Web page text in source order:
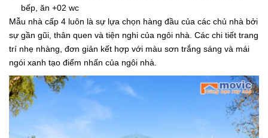
bếp, ăn +02 wc
Mẫu nhà cấp 4 luôn là sự lựa chọn hàng đầu của các chủ nhà bởi
sự gần gũi, thân quen và tiện nghi của ngôi nhà. Các chi tiết trang
trí nhẹ nhàng, đơn giản kết hợp với màu sơn trắng sáng và mái
ngói xanh tạo điểm nhấn của ngôi nhà.